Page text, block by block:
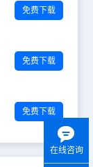
免费下载
免费下载
免费下载
在线咨询